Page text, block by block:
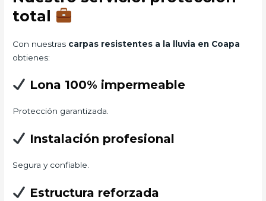
total
Con nuestras carpas resistentes a la lluvia en Coapa
obtienes:
Lona 100% impermeable
Protección garantizada.
Instalación profesional
Segura y confiable.
Estructura reforzada